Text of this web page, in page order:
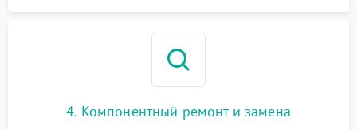
4. Компонентный ремонт и замена